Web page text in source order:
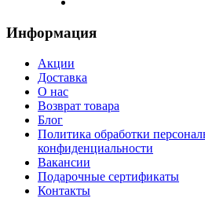
Информация
Акции
Доставка
О нас
Возврат товара
Блог
Политика обработки
конфиденциальности
Вакансии
Подарочные сертификаты
Контакты